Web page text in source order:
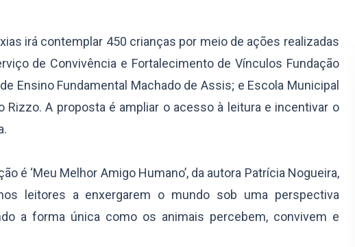
irá contemplar 450 crianças por meio de ações realizadas
de Convivência e Fortalecimento de Vínculos Fundação
Ensino Fundamental Machado de Assis; e Escola Municipal
Rizzo. A proposta é ampliar o acesso à leitura e incentivar o
é ‘Meu Melhor Amigo Humano’, da autora Patrícia Nogueira,
leitores a enxergarem o mundo sob uma perspectiva
a forma única como os animais percebem, convivem e